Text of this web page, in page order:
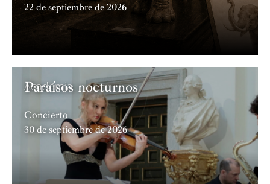
22 de septiembre de 2026
Academia
Paraísos nocturnos
Concierto
30 de septiembre de 2026